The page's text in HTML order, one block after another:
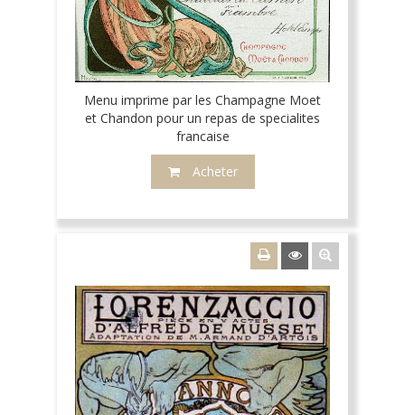
Menu imprime par les Champagne Moet
et Chandon pour un repas de specialites
francaise
Acheter